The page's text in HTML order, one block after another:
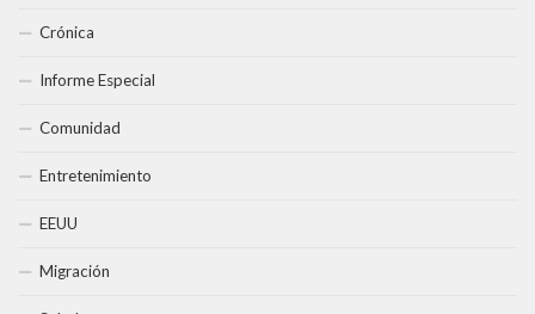
Crónica
Informe Especial
Comunidad
Entretenimiento
EEUU
Migración